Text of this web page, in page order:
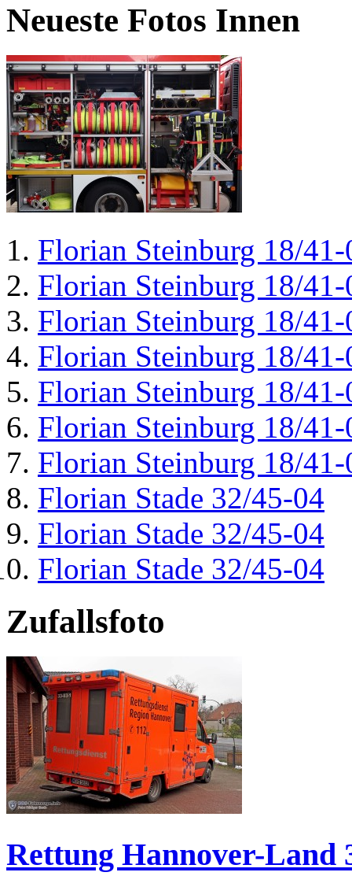
Neueste Fotos Innen
Florian Steinburg 18/41-
Florian Steinburg 18/41-
Florian Steinburg 18/41-
Florian Steinburg 18/41-
Florian Steinburg 18/41-
Florian Steinburg 18/41-
Florian Steinburg 18/41-
Florian Stade 32/45-04
Florian Stade 32/45-04
Florian Stade 32/45-04
Zufallsfoto
Rettung Hannover-Land